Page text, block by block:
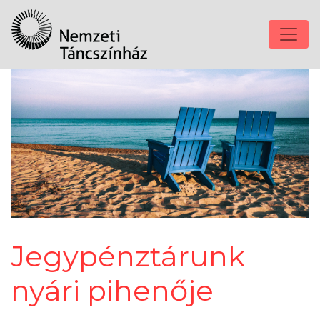
Jegypénztárunk
nyári pihenője